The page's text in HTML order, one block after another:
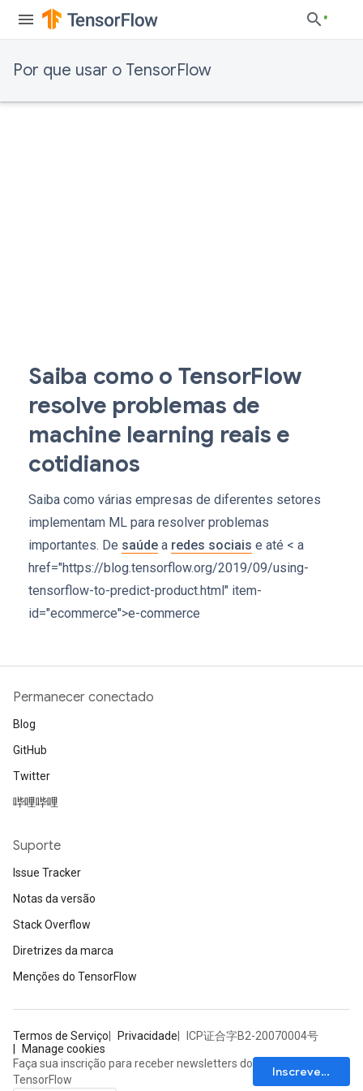
Por que usar o TensorFlow
Saiba como o TensorFlow
resolve problemas de
machine learning reais e
cotidianos
Saiba como várias empresas de diferentes setores
implementam ML para resolver problemas
importantes. De saúde a redes sociais e até < a
href="https://blog.tensorflow.org/2019/09/using-
tensorflow-to-predict-product.html" item-
id="ecommerce">e-commerce
Permanecer conectado
Blog
GitHub
Twitter
哔哩哔哩
Suporte
Issue Tracker
Notas da versão
Stack Overflow
Diretrizes da marca
Menções do TensorFlow
Termos de Serviço Privacidade
ICP证合字B2-20070004号
Manage cookies
Faça sua inscrição para receber newsletters do
TensorFlow
Inscrever-se